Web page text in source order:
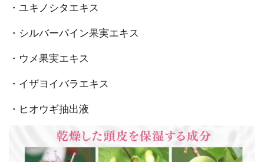
・ユキノシタエキス
・シルバーパイン果実エキス
・ウメ果実エキス
・イザヨイバラエキス
・ヒオウギ抽出液